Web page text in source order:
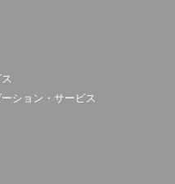
ション・サービス